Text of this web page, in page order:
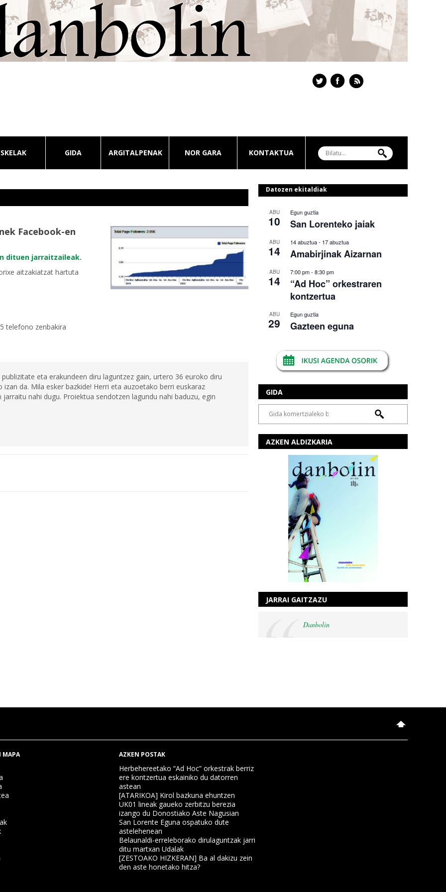
GIDA ARGITALPENAK NOR GARA KONTAKTUA
Facebook-en
dituen jarraitzaileak.
aitzakiatzat hartuta
telefono zenbakira
eta erakundeen diru laguntzez gain, urtero 36 euroko diru
da. Mila esker bazkide! Herri eta auzoetako berri euskaraz
nahi dugu. Proiektua sendotzen lagundu nahi baduzu, egin
Datozen ekitaldiak
ABU
10
Egun guztia
San Lorenteko jaiak
ABU
14
14 abuztua- 17 abuztua
Amabirjinak Aizarnan
ABU
14
7:00 pm- 8:30 pm
“Ad Hoc” orkestraren
kontzertua
ABU
29
Egun guztia
Gazteen eguna
GIDA
AZKEN ALDIZKARIA
JARRAI GAITZAZU
Danbolin
MAPA AZKEN POSTAK
Herbehereetako “Ad Hoc” orkestrak berriz
ere kontzertua eskainiko du datorren
astean
[ATARIKOA] Kirol bazkuna ehuntzen
UK01 lineak gaueko zerbitzu berezia
izango du Donostiako Aste Nagusian
San Lorente Eguna ospatuko dute
astelehenean
Belaunaldi-erreleborako dirulaguntzak jarri
ditu martxan Udalak
[ZESTOAKO HIZKERAN] Ba al dakizu zein
den aste honetako hitza?